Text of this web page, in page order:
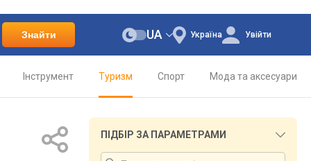
Знайти Україна
UA Увійти
Інструмент Туризм Спорт Мода та аксесуари
ПІДБІР ЗА ПАРАМЕТРАМИ